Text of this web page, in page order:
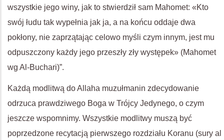
wszystkie jego winy, jak to stwierdził sam Mahomet: «Kto
swój łudu tak wypełnia jak ja, a na końcu oddaje dwa
pokłony, nie zaprzątając celowo myśli czym innym, jest mu
odpuszczony każdy jego przeszły zły występek» (Mahomet
wg Al-Buchari)”.
Każdą modlitwą do Allaha muzułmanin zdecydowanie
odrzuca prawdziwego Boga w Trójcy Jedynego, o czym
jeszcze wspomnimy. Wszystkie modlitwy muszą być
poprzedzone recytacją pierwszego rozdziału Koranu (sury al